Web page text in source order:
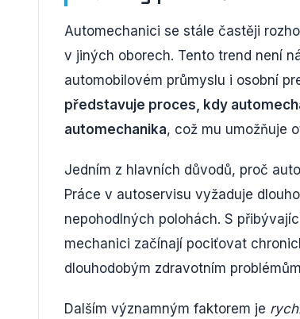
Automechanici se stále častěji
v jiných oborech. Tento trend není
automobilovém průmyslu i osobní
představuje proces, kdy
automechanika, což mu umožňuje
Jedním z hlavních důvodů, proč
Práce v autoservisu vyžaduje
nepohodlných polohách. S
mechanici začínají pociťovat
dlouhodobým zdravotním
Dalším významným faktorem je